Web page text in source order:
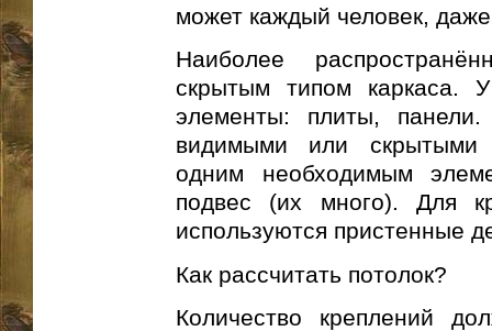
может каждый человек,
Наиболее
скрытым типом каркаса.
элементы: плиты,
видимыми или
одним необходимым
подвес (их много). Для
используются пристенные
Как рассчитать потолок?
Количество креплений